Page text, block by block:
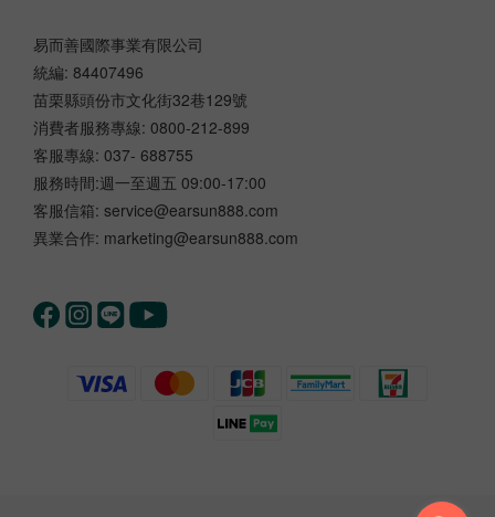
易而善國際事業有限公司
統編: 84407496
苗栗縣頭份市文化街32巷129號
消費者服務專線: 0800-212-899
客服專線: 037- 688755
服務時間:週一至週五 09:00-17:00
客服信箱: service@earsun888.com
異業合作: marketing@earsun888.com